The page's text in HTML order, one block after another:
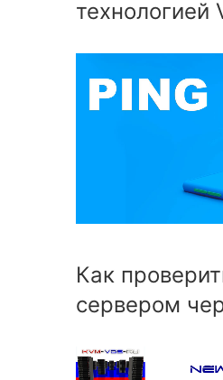
технологией
Как
сервером